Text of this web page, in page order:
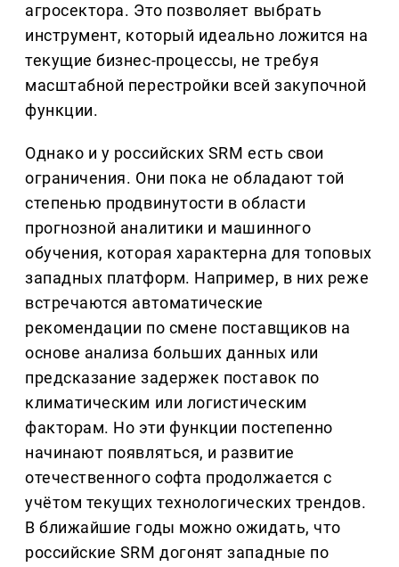
агросектора. Это позволяет выбрать
инструмент, который идеально ложится на
текущие бизнес-процессы, не требуя
масштабной перестройки всей закупочной
функции.
Однако и у российских SRM есть свои
ограничения. Они пока не обладают той
степенью продвинутости в области
прогнозной аналитики и машинного
обучения, которая характерна для топовых
западных платформ. Например, в них реже
встречаются автоматические
рекомендации по смене поставщиков на
основе анализа больших данных или
предсказание задержек поставок по
климатическим или логистическим
факторам. Но эти функции постепенно
начинают появляться, и развитие
отечественного софта продолжается с
учётом текущих технологических трендов.
В ближайшие годы можно ожидать, что
российские SRM догонят западные по